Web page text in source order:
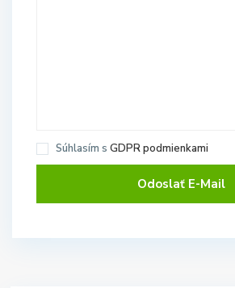
Súhlasím s GDPR podmienkami